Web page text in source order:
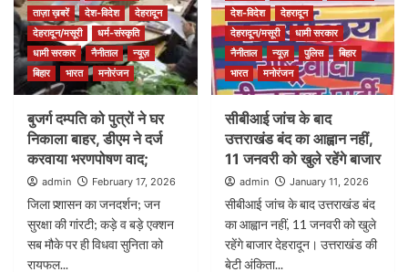
ताज़ा ख़बरें
देश-विदेश
देहरादून
देहरादून/मसूरी
धर्म-संस्कृति
धामी सरकार
नैनीताल
न्यूज़
बिहार
भारत मनोरंजन
बुजर्ग दम्पति को पुत्रों ने घर
निकाला बाहर, डीएम ने दर्ज
करवाया भरणपोषण वाद;
admin February 17, 2026
जिला प्र्शासन का जनदर्शन; जन
सुरक्षा की गांरटी; कड़े व बड़े एक्शन
सब मौके पर ही विधवा सुनिता को
रायफल...
देश-विदेश
देहरादून
देहरादून/मसूरी
धामी सरकार
नैनीताल
न्यूज़ पुलिस
बिहार
भारत
मनोरंजन
सीबीआई जांच के बाद
उत्तराखंड बंद का आह्वान नहीं,
11 जनवरी को खुले रहेंगे बाजार
admin January 11, 2026
सीबीआई जांच के बाद उत्तराखंड बंद
का आह्वान नहीं, 11 जनवरी को खुले
रहेंगे बाजार देहरादून। उत्तराखंड की
बेटी अंकिता...